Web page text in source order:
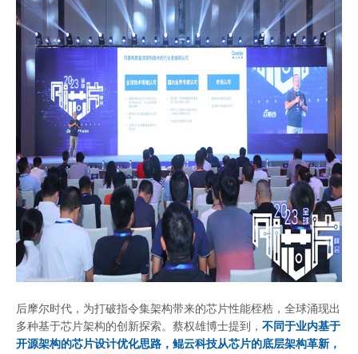
后摩尔时代，为打破指令集架构带来的芯片性能桎梏，全球涌现出
多种基于芯片架构的创新探索。蔡权雄博士提到， 不同于业内基于
开源架构的芯片设计优化思路，鲲云科技从芯片的底层架构革新，